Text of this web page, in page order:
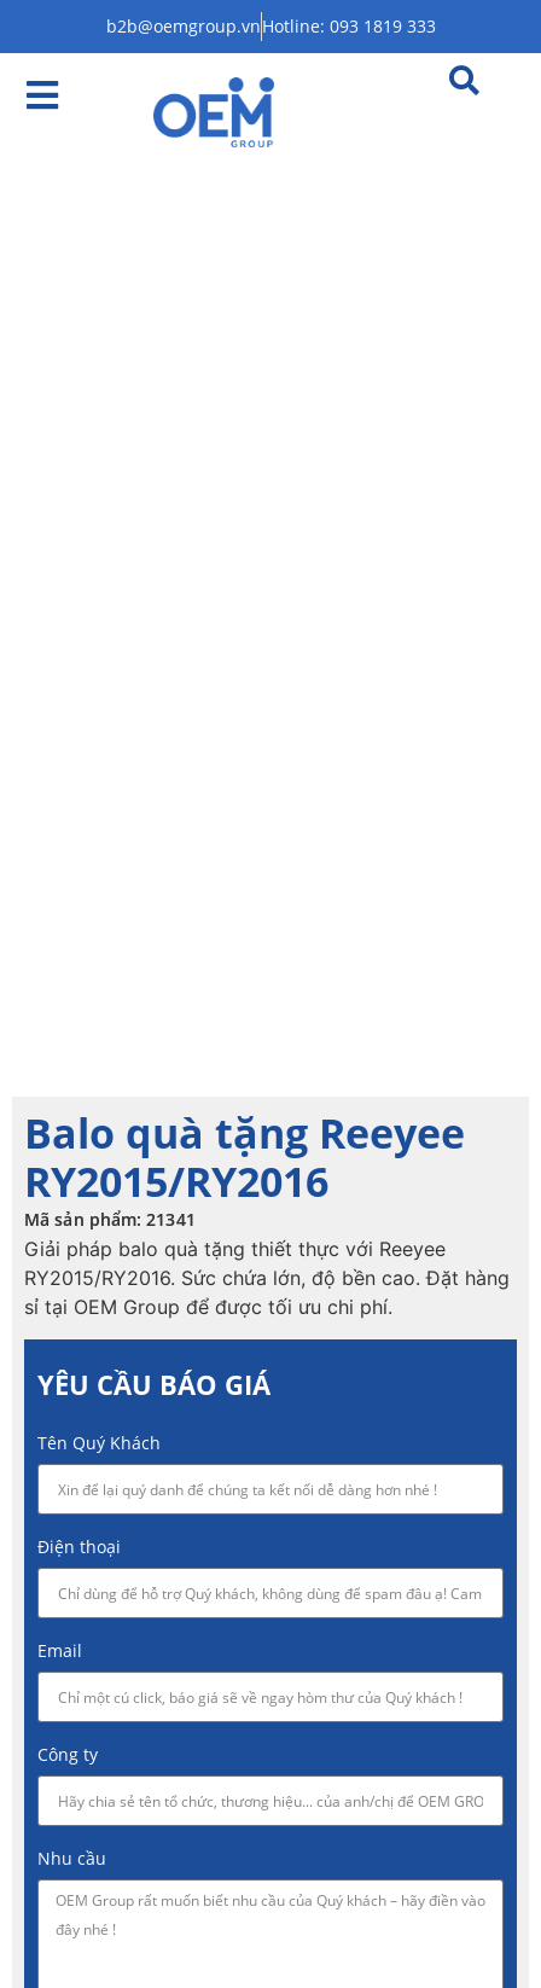
b2b@oemgroup.vnHotline: 093 1819 333
Balo quà tặng Reeyee
RY2015/RY2016
Mã sản phẩm: 21341
Giải pháp balo quà tặng thiết thực với Reeyee
RY2015/RY2016. Sức chứa lớn, độ bền cao. Đặt hàng
sỉ tại OEM Group để được tối ưu chi phí.
YÊU CẦU BÁO GIÁ
Tên Quý Khách
Điện thoại
Email
Công ty
Nhu cầu